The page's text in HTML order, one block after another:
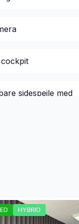
sidespejle med
forlygter
HYBRID